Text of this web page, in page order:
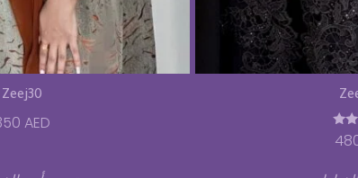
Zeej30
AED